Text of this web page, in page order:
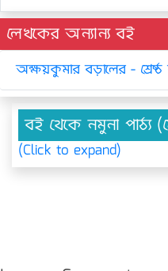
লেখকের অন্যান্য বই
অক্ষয়কুমার বড়ালের - শ্রেষ্ঠ
বই থেকে নমুনা পাঠ্য
(Click to expand)